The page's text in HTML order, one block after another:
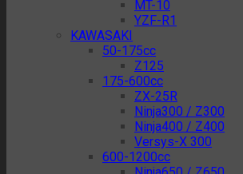
MT-10
YZF-R1
KAWASAKI
50-175cc
Z125
175-600cc
ZX-25R
Ninja300 / Z300
Ninja400 / Z400
Versys-X 300
600-1200cc